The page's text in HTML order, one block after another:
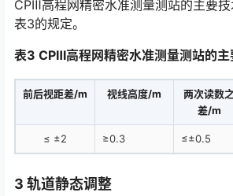
CPⅢ高程网精密水准测量测站的主要
表3的规定。
表3 CPⅢ高程网精密水准测量测站的主
前后视距差/m 视线高度/m
两次读数之
差/m
≤ ±2 ≥0.3 ≤±0.5
3 轨道静态调整